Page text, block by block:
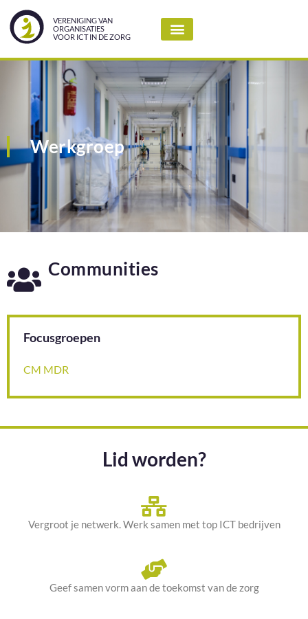
VERENIGING VAN
ORGANISATIES
VOOR ICT IN DE ZORG
Werkgroep
Communities
Focusgroepen
CM MDR
Lid worden?
Vergroot je netwerk. Werk samen met top ICT bedrijven
Geef samen vorm aan de toekomst van de zorg